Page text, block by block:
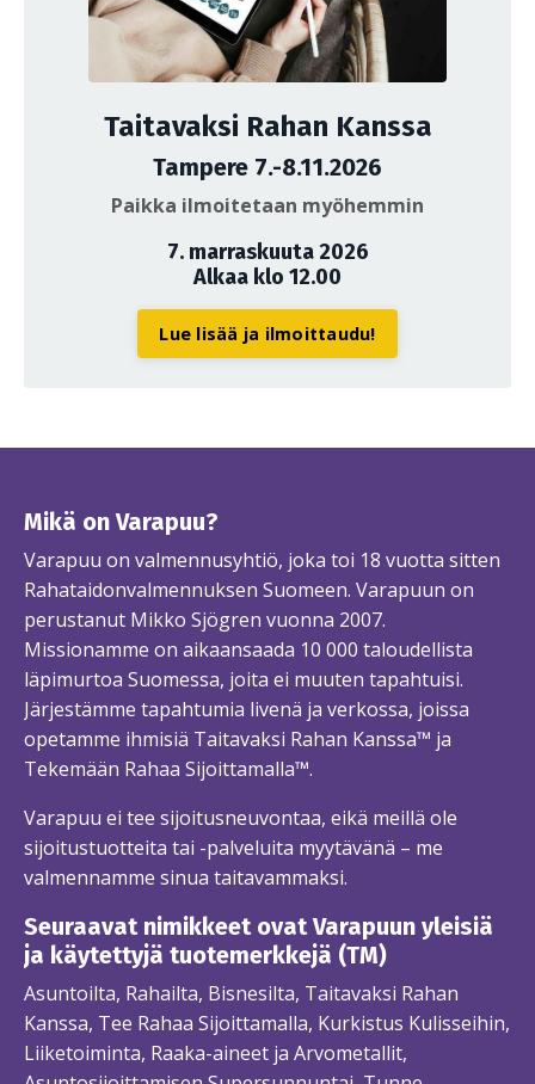
Taitavaksi Rahan Kanssa
Tampere 7.-8.11.2026
Paikka ilmoitetaan myöhemmin
7. marraskuuta 2026
Alkaa klo 12.00
Lue lisää ja ilmoittaudu!
Mikä on Varapuu?
Varapuu on valmennusyhtiö, joka toi 18 vuotta sitten
Rahataidonvalmennuksen Suomeen. Varapuun on
perustanut Mikko Sjögren vuonna 2007.
Missionamme on aikaansaada 10 000 taloudellista
läpimurtoa Suomessa, joita ei muuten tapahtuisi.
Järjestämme tapahtumia livenä ja verkossa, joissa
opetamme ihmisiä Taitavaksi Rahan Kanssa™ ja
Tekemään Rahaa Sijoittamalla™.
Varapuu ei tee sijoitusneuvontaa, eikä meillä ole
sijoitustuotteita tai -palveluita myytävänä – me
valmennamme sinua taitavammaksi.
Seuraavat nimikkeet ovat Varapuun yleisiä
ja käytettyjä tuotemerkkejä (TM)
Asuntoilta, Rahailta, Bisnesilta, Taitavaksi Rahan
Kanssa, Tee Rahaa Sijoittamalla, Kurkistus Kulisseihin,
Liiketoiminta, Raaka-aineet ja Arvometallit,